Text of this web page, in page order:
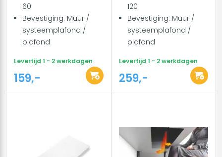
60
Bevestiging: Muur /
systeemplafond /
plafond
Levertijd 1 - 2 werkdagen
159,-
120
Bevestiging: Muur /
systeemplafond /
plafond
Levertijd 1 - 2 werkdagen
259,-